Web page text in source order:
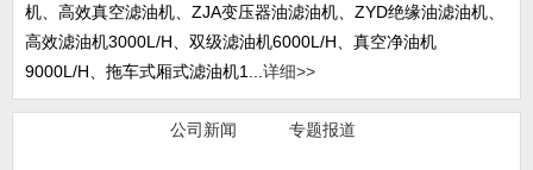
机、高效真空滤油机、ZJA变压器油滤油机、ZYD绝缘油滤油机、
高效滤油机3000L/H、双级滤油机6000L/H、真空净油机
9000L/H、拖车式厢式滤油机1... 详细>>
公司新闻 专题报道